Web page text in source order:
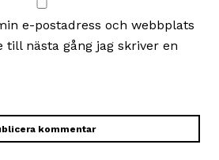
e-postadress och webbplats
till nästa gång jag skriver en